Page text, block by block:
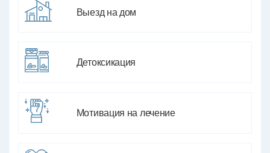
Выезд на дом
Детоксикация
Мотивация на лечение